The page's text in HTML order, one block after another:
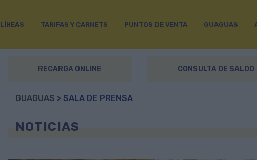
LÍNEAS TARIFAS Y CARNETS PUNTOS DE VENTA GUAGUAS
RECARGA ONLINE CONSULTA DE SALDO
GUAGUAS > SALA DE PRENSA
NOTICIAS